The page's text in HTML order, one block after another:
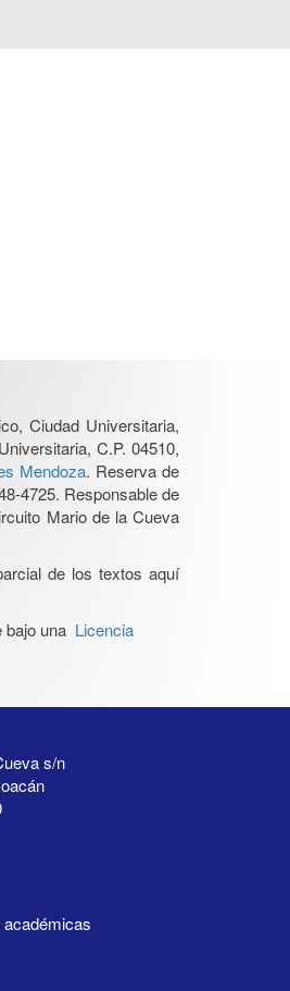
Ciudad Universitaria,
C.P. 04510,
Mendoza. Reserva de
4725. Responsable de
Mario de la Cueva
de los textos aquí
bajo una Licencia
s/n